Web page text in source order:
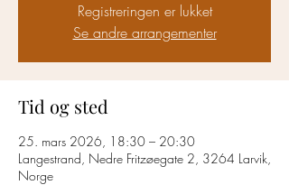
Registreringen er lukket
Se andre arrangementer
Tid og sted
25. mars 2026, 18:30 – 20:30
Langestrand, Nedre Fritzøegate 2, 3264 Larvik,
Norge